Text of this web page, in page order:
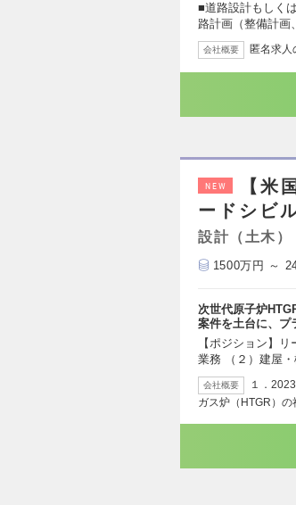
■道路設計もしく
路計画（整備計画
会社概要 匿名求人
NEW
【米
ードシビ
設計（土木）
1500万円 ～
次世代原子炉
案件を土台に、
【ポジション】
業務 （２）建屋
会社概要
１．
ガス炉（HTGR）